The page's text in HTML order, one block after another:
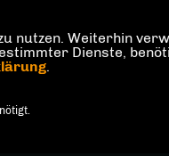
nutzen. Weiterhin
Dienste,
.